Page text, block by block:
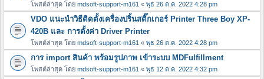
โพสต์ล่าสุด โดย mdsoft-support-m161 « พุธ 26 ต.ค. 2022 4:28 pm
VDO แนะนำวิธีติดตั้งเครื่องปริ้นสติ๊กเกอร์ Printer Three Boy XP-
420B และ การตั้งค่า Driver Printer
โพสต์ล่าสุด โดย mdsoft-support-m161 « พุธ 26 ต.ค. 2022 4:28 pm
การ import สินค้า พร้อมรูปภาพ เข้าระบบ MDFulfillment
โพสต์ล่าสุด โดย mdsoft-support-m161 « พุธ 12 ต.ค. 2022 4:32 pm